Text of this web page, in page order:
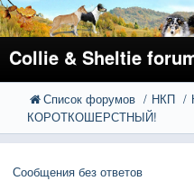
Collie & Sheltie
FAQ
Регистрация
Вход
Расширенный поиск
Список форумов НКП
КОРОТКОШЕРСТНЫЙ!
Сообщения без ответов